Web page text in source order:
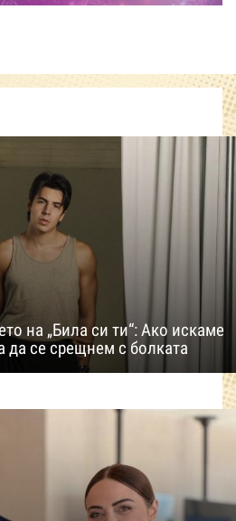
на „Била си ти“: Ако искаме
да се срещнем с болката